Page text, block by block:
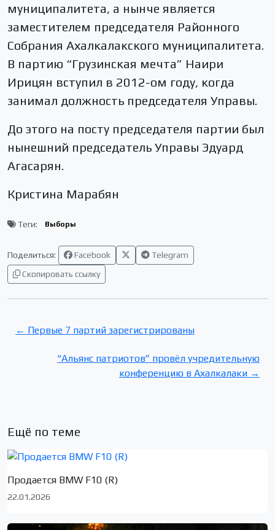
муниципалитета, а нынче является
заместителем председателя Районного
Собрания Ахалкалакского муниципалитета.
В партию “Грузинская мечта” Наири
Ирицян вступил в 2012-ом году, когда
занимал должность председателя Управы.
До этого на посту председателя партии был
нынешний председатель Управы Эдуард
Агасарян.
Кристина Марабян
Теги: Выборы
Поделиться: Facebook
Telegram
Скопировать ссылку
← Первые 7 партий зарегистрированы
“Альянс патриотов” провёл учредительную
конференцию в Ахалкалаки →
Ещё по теме
Продается BMW F10 (R)
22.01.2026